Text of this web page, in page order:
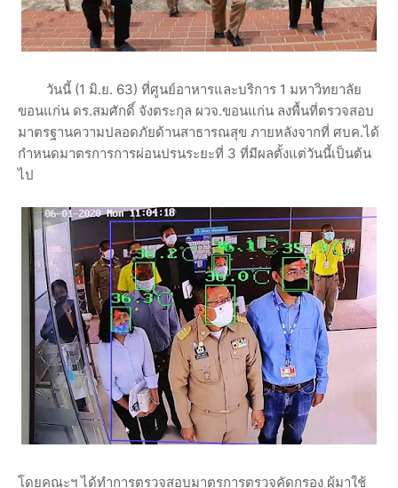
วันนี้ (1 มิ.ย. 63) ที่ศูนย์อาหารและบริการ 1 มหาวิทยาลัย
ขอนแก่น ดร.สมศักดิ์ จังตระกุล ผวจ.ขอนแก่น ลงพื้นที่ตรวจสอบ
มาตรฐานความปลอดภัยด้านสาธารณสุข ภายหลังจากที่ ศบค.ได้
กำหนดมาตรการการผ่อนปรนระยะที่ 3 ที่มีผลตั้งแต่วันนี้เป็นต้น
ไป
โดยคณะฯ ได้ทำการตรวจสอบมาตรการตรวจคัดกรอง ผู้มาใช้